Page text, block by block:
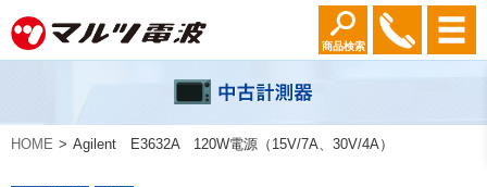
商品検索
HOME Agilent E3632A 120W電源（15V/7A、30V/4A）